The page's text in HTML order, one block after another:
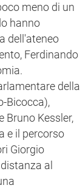
meno di un
hanno
dell'ateneo
Ferdinando
della
Bicocca),
Bruno Kessler,
e il percorso
Giorgio
al